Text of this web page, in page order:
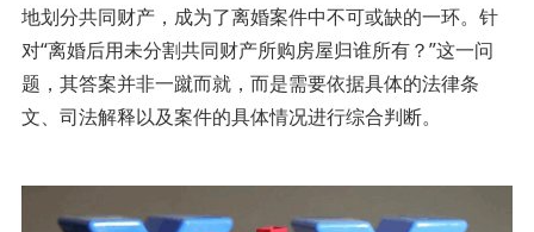
地划分共同财产，成为了离婚案件中不可或缺的一环。针
对“离婚后用未分割共同财产所购房屋归谁所有？”这一问
题，其答案并非一蹴而就，而是需要依据具体的法律条
文、司法解释以及案件的具体情况进行综合判断。